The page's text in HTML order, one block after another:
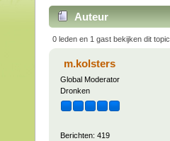
Auteur
0 leden en 1 gast bekijken dit topic.
m.kolsters
Global Moderator
Dronken
Berichten: 419